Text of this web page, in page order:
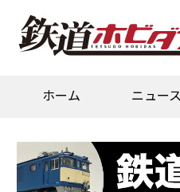
ホーム ニュース